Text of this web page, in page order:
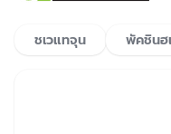
ชเวแทจุน พัคชินฮ